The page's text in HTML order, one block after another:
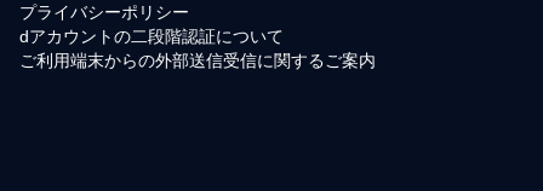
プライバシーポリシー
dアカウントの二段階認証について
ご利用端末からの外部送信受信に関するご案内